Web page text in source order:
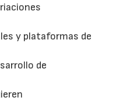
y plataformas de
de